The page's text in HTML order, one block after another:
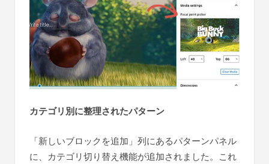
カテゴリ別に整理されたパターン
「新しいブロックを追加」列にあるパターンパネル
に、カテゴリ切り替え機能が追加されました。これ